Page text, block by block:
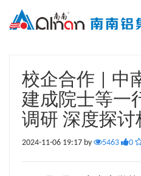
校企合作 | 中
建成院士等一
调研 深度探讨
2024-11-06 19:17 by 5463 0